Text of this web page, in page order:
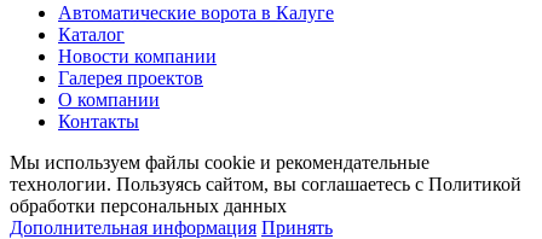
Автоматические ворота в Калуге
Каталог
Новости компании
Галерея проектов
О компании
Контакты
Мы используем файлы cookie и рекомендательные
технологии. Пользуясь сайтом, вы соглашаетесь с Политикой
обработки персональных данных
Дополнительная информация Принять